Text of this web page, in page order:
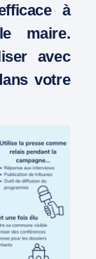
à
maire.
avec
votre